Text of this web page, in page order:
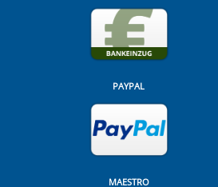
PAYPAL
MAESTRO